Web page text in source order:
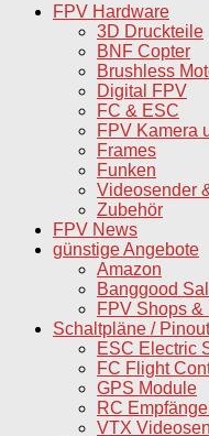
FPV Hardware
3D Druckteile
BNF Copter
Brushless
Digital FPV
FC & ESC
FPV Kamera
Frames
Funken
Videosender
Zubehör
FPV News
günstige Angebote
Amazon
Banggood
FPV Shops &
Schaltpläne /
ESC Electric
FC Flight
GPS Module
RC
VTX